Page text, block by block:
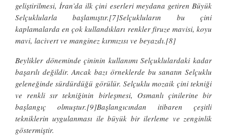
geliştirilmesi, İran’da ilk çini eserleri meydana getiren Büyük
Selçuklularla başlamıştır.[7]Selçukluların bu çini
kaplamalarda en çok kullandıkları renkler firuze mavisi, koyu
mavi, lacivert ve manginez kırmızısı ve beyazdı.[8]
Beylikler döneminde çininin kullanımı Selçuklulardaki kadar
başarılı değildir. Ancak bazı örneklerde bu sanatın Selçuklu
geleneğinde sürdürdüğü görülür. Selçuklu mozaik çini tekniği
ve renkli sır tekniğinin birleşmesi, Osmanlı çinilerine bir
başlangıç olmuştur.[9]Başlangıcından itibaren çeşitli
tekniklerin uygulanması ile büyük bir ilerleme ve zenginlik
göstermiştir.